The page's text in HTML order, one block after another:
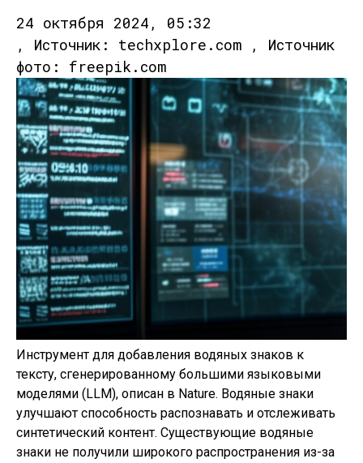
24 октября 2024, 05:32
, Источник: techxplore.com , Источник
фото: freepik.com
Инструмент для добавления водяных знаков к
тексту, сгенерированному большими языковыми
моделями (LLM), описан в Nature. Водяные знаки
улучшают способность распознавать и отслеживать
синтетический контент. Существующие водяные
знаки не получили широкого распространения из-за